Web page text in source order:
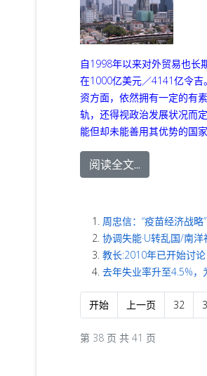
自1998年以来对外贸易也长
在1000亿美元／4141亿令
资方面，依然拥有一定的有
轨，还得视政治发展状况而
能但却未能善用其优势的国家
阅读全文...
周忠信：“疫苗经济战略
协调失能·U转乱国/南洋
教长:2010年已开始讨
去年失业率升至4.5%
开始 上一页 32
第 38 页 共 41 页